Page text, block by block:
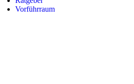
Vorführraum